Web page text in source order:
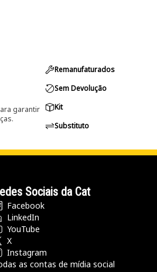
garantir
Remanufaturados
Sem Devolução
Kit
Substituto
Sociais da Cat
Facebook
LinkedIn
YouTube
X
Instagram
as contas de mídia social